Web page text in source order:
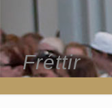
Fréttir